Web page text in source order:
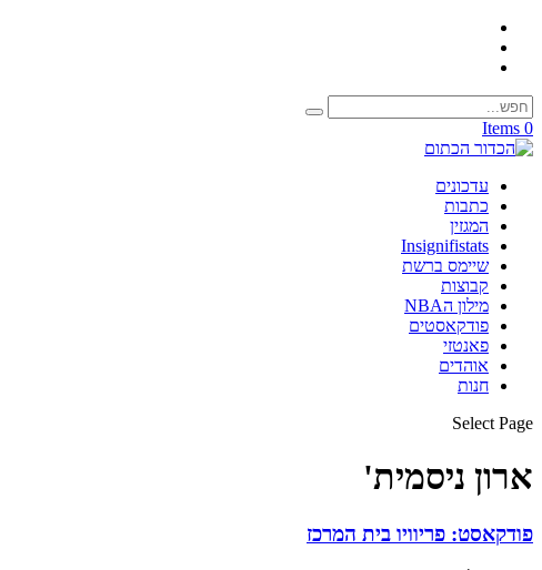
0 Items
עדכונים
כתבות
המגזין
Insignifistats
שיימס ברשת
קבוצות
מילון הNBA
פודקאסטים
פאנטזי
אוהדים
חנות
Select Page
ארון ניסמית'
פודקאסט: פריוויו בית המרכז